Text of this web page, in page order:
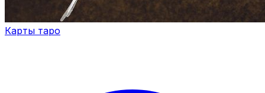
Карты таро